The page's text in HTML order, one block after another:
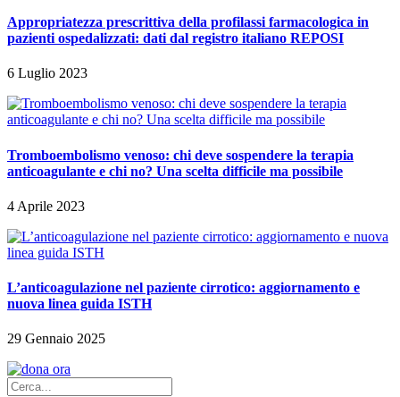
Appropriatezza prescrittiva della profilassi farmacologica in
pazienti ospedalizzati: dati dal registro italiano REPOSI
6 Luglio 2023
Tromboembolismo venoso: chi deve sospendere la terapia
anticoagulante e chi no? Una scelta difficile ma possibile
4 Aprile 2023
L’anticoagulazione nel paziente cirrotico: aggiornamento e
nuova linea guida ISTH
29 Gennaio 2025